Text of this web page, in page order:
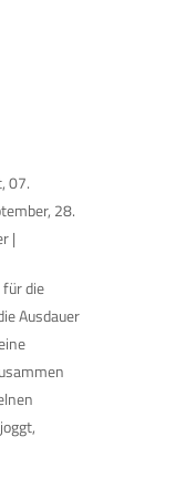
07.
28.
|
die
Ausdauer